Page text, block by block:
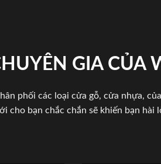
GIA CỦA
phối các loại cửa gỗ, cửa nhựa,
cho bạn chắc chắn sẽ khiến bạn hài